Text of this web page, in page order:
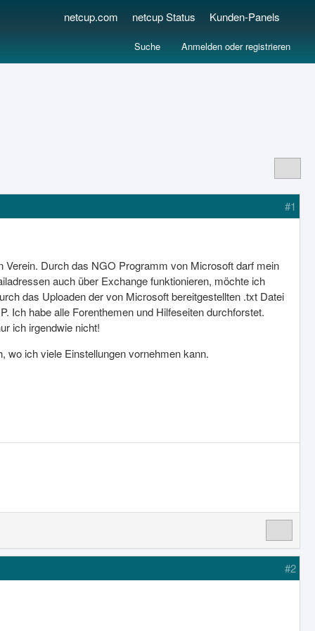
netcup.com netcup Status Kunden-Panels
Anmelden oder registrieren
Suche
#1
Durch das NGO Programm von Microsoft darf mein
auch über Exchange funktionieren, möchte ich
das Uploaden der von Microsoft bereitgestellten .txt Datei
Ich habe alle Forenthemen und Hilfeseiten durchforstet.
ich irgendwie nicht!
wo ich viele Einstellungen vornehmen kann.
#2